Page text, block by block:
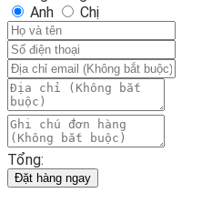
Anh
Chị
Tổng:
Đặt hàng ngay